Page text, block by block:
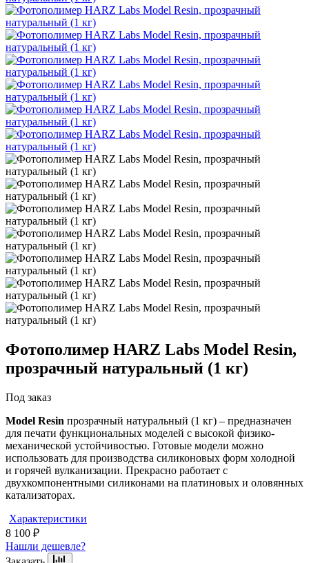
Фотополимер HARZ Labs Model Resin,
прозрачный натуральный (1 кг)
Под заказ
Model Resin прозрачный натуральный (1 кг) – предназначен
для печати функциональных моделей с высокой физико-
механической устойчивостью. Готовые модели можно
использовать для производства силиконовых форм холодной
и горячей вулканизации. Прекрасно работает с
двухкомпонентными силиконами на платиновых и оловянных
катализаторах.
Характеристики
8 100 ₽
Нашли дешевле?